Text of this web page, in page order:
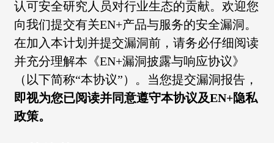
认可安全研究人员对行业生态的贡献。欢迎您
向我们提交有关EN+产品与服务的安全漏洞。
在加入本计划并提交漏洞前，请务必仔细阅读
并充分理解本《EN+漏洞披露与响应协议》
（以下简称“本协议”）。当您提交漏洞报告，
即视为您已阅读并同意遵守本协议及EN+隐私
政策。